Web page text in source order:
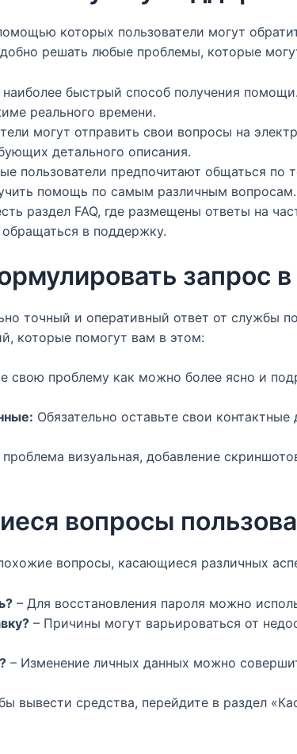
которых пользователи могут
решать любые проблемы, которые
быстрый способ получения
реального времени.
могут отправить свои вопросы на
детального описания.
пользователи предпочитают общаться
помощь по самым различным вопросам.
раздел FAQ, где размещены ответы на
в поддержку.
запрос
точный и оперативный ответ от службы
которые помогут вам в этом:
свою проблему как можно более ясно и
Обязательно оставьте свои
проблема визуальная, добавление
вопросы
вопросы, касающиеся различных
– Для восстановления пароля можно
– Причины могут варьироваться от
– Изменение личных данных можно
вывести средства, перейдите в раздел